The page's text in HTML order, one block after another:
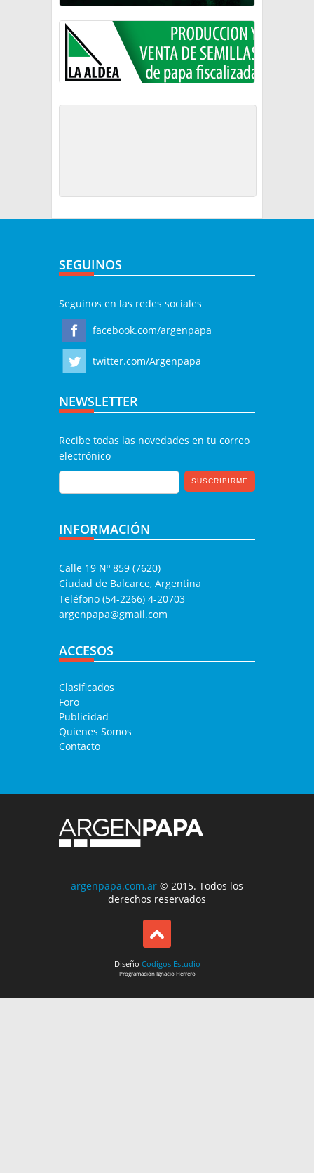
SEGUINOS
Seguinos en las redes sociales
facebook.com/argenpapa
twitter.com/Argenpapa
NEWSLETTER
Recibe todas las novedades en tu correo
electrónico
INFORMACIÓN
Calle 19 Nº 859 (7620)
Ciudad de Balcarce, Argentina
Teléfono (54-2266) 4-20703
argenpapa@gmail.com
ACCESOS
Clasificados
Foro
Publicidad
Quienes Somos
Contacto
argenpapa.com.ar © 2015. Todos los
derechos reservados
Diseño Codigos Estudio
ProgramaciónIgnacio Herrero